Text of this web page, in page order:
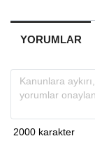
YORUMLAR